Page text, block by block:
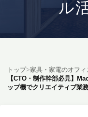
ル
トップ>家具・家電のオフ
【CTO・制作幹部必見】
ップ機でクリエイティブ業